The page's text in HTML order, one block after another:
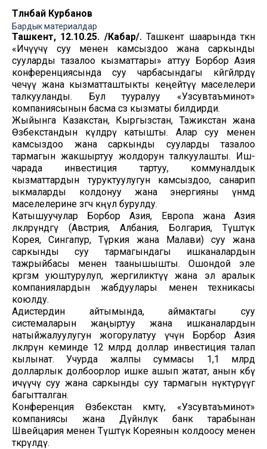
Төлөнбай Курбанов
Бардык материалдар
Ташкент, 12.10.25. /Кабар/.Ташкент шаарында өткөн
«Ичүүчү суу менен камсыздоо жана саркынды
сууларды тазалоо кызматтары» аттуу Борбор Азия
конференциясында суу чарбасындагы көйгөйлөрдү
чечүү жана кызматташтыкты кеңейтүү маселелери
талкууланды. Бул тууралуу «Узсувтаъминот»
компаниясынын басма сөз кызматы билдирди.
Жыйынга Казакстан, Кыргызстан, Тажикстан жана
Өзбекстандын өкүлдөрү катышты. Алар суу менен
камсыздоо жана саркынды сууларды тазалоо
тармагын жакшыртуу жолдорун талкуулашты. Иш-
чарада инвестиция тартуу, коммуналдык
кызматтардын туруктуулугун камсыздоо, санарип
ыкмаларды колдонуу жана энергияны үнөмдөө
маселелерине өзгөчө көңүл бурулду.
Катышуучулар Борбор Азия, Европа жана Азия
өлкөлөрүндөгү (Австрия, Албания, Болгария, Түштүк
Корея, Сингапур, Түркия жана Малави) суу жана
саркынды суу тармагындагы ишканалардын
тажрыйбасы менен таанышышты. Ошондой эле
көргөзмө уюштурулуп, жергиликтүү жана эл аралык
компаниялардын жабдуулары менен техникасы
коюлду.
Адистердин айтымында, аймактагы суу
системаларын жаңыртуу жана ишканалардын
натыйжалуулугун жогорулатуу үчүн Борбор Азия
өлкөлөрүнө кеминде 12 млрд доллар инвестиция талап
кылынат. Учурда жалпы суммасы 1,1 млрд
долларлык долбоорлор ишке ашып жатат, анын көбү
ичүүчү суу жана саркынды суу тармагын өнүктүрүүгө
багытталган.
Конференция Өзбекстан өкмөтү, «Узсувтаъминот»
компаниясы жана Дүйнөлүк банк тарабынан
Швейцария менен Түштүк Кореянын колдоосу менен
өткөрүлдү.